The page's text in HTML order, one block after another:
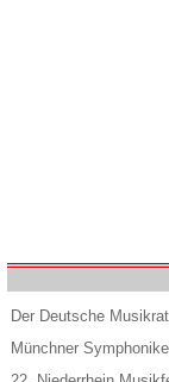
Der Deutsche
Münchner